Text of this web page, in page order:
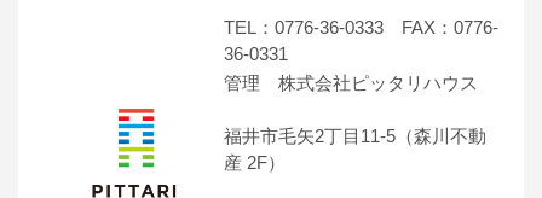
TEL：0776-36-0333 FAX：0776-
36-0331
管理 株式会社ピッタリハウス
福井市毛矢2丁目11-5（森川不動
産 2F）